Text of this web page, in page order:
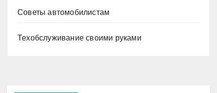
Советы автомобилистам
Техобслуживание своими руками